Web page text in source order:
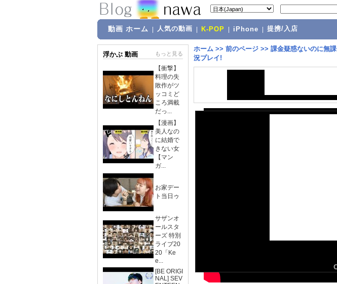
動画 ホーム 人気の動画 K-POP iPhone 提携/入店
浮かぶ 動画 もっと見る
【衝撃】
料理の失
敗作がツ
ッコミど
ころ満載
だっ...
【漫画】
美人なの
に結婚で
きない女
【マン
ガ...
お家デー
ト当日ゥ
サザンオ
ールスタ
ーズ 特別
ライブ20
20「Ke
e...
[BE ORIGI
NAL] SEV
ホーム >> 前のページ >> 課金疑惑ないのに無
況プレイ!